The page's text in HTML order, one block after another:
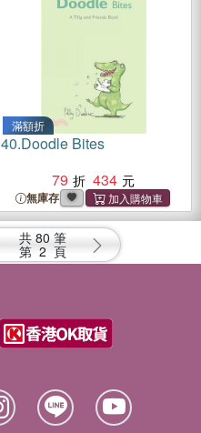
滿額折
40.Doodle Bites
79
434
無庫存
共 80 筆
第 2 頁